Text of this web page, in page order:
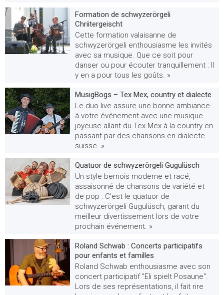
Formation de schwyzerörgeli
Chriitergeischt
Cette formation valaisanne de
schwyzerörgeli enthousiasme les invités
avec sa musique. Que ce soit pour
danser ou pour écouter tranquillement : Il
y en a pour tous les goûts. »
MusigBogs – Tex Mex, country et dialecte
Le duo live assure une bonne ambiance
à votre événement avec une musique
joyeuse allant du Tex Mex à la country en
passant par des chansons en dialecte
suisse. »
Quatuor de schwyzerörgeli Gugulüsch
Un style bernois moderne et racé,
assaisonné de chansons de variété et
de pop : C'est le quatuor de
schwyzerörgeli Gugulüsch, garant du
meilleur divertissement lors de votre
prochain événement. »
Roland Schwab : Concerts participatifs
pour enfants et familles
Roland Schwab enthousiasme avec son
concert participatif "Eli spielt Posaune".
Lors de ses représentations, il fait rire